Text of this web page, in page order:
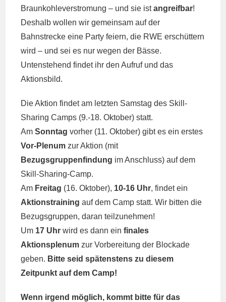
Braunkohleverstromung – und sie istangreifbar!
Deshalb wollen wir gemeinsam auf der
Bahnstrecke eine Party feiern, die RWE erschüttern
wird – und sei es nur wegen der Bässe.
Untenstehend findet ihr den Aufruf und das
Aktionsbild.
Die Aktion findet am letzten Samstag des Skill-
Sharing Camps (9.-18. Oktober) statt.
AmSonntag vorher (11. Oktober) gibt es ein erstes
Vor-Plenum zur Aktion (mit
Bezugsgruppenfindung im Anschluss) auf dem
Skill-Sharing-Camp.
Am Freitag (16. Oktober), 10-16 Uhr, findet ein
Aktionstraining auf dem Camp statt. Wir bitten die
Bezugsgruppen, daran teilzunehmen!
Um 17 Uhr wird es dann einfinales
Aktionsplenum zur Vorbereitung der Blockade
geben. Bitte seid spätenstens zu diesem
Zeitpunkt auf dem Camp!
Wenn irgend möglich, kommt bitte für das